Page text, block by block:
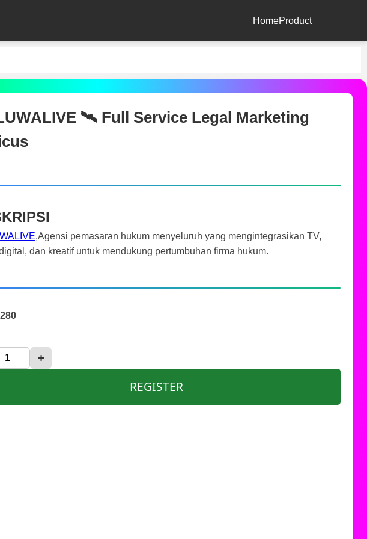
HomeProduct
🛰️‍ Full Service Legal Marketing
,Agensi pemasaran hukum menyeluruh yang mengintegrasikan TV,
dan kreatif untuk mendukung pertumbuhan firma hukum.
+
REGISTER